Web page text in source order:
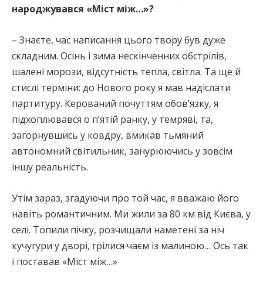
народжувався «Міст між…»?
– Знаєте, час написання цього твору був дуже
складним. Осінь і зима нескінченних обстрілів,
шалені морози, відсутність тепла, світла. Та ще й
стислі терміни: до Нового року я мав надіслати
партитуру. Керований почуттям обов’язку, я
підхоплювався о п’ятій ранку, у темряві, та,
загорнувшись у ковдру, вмикав тьмяний
автономний світильник, занурюючись у зовсім
іншу реальність.
Утім зараз, згадуючи про той час, я вважаю його
навіть романтичним. Ми жили за 80 км від Києва, у
селі. Топили пічку, розчищали наметені за ніч
кучугури у дворі, грілися чаєм із малиною… Ось так
і поставав «Міст між…»